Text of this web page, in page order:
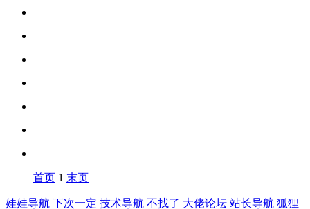
首页 1 末页
娃娃导航 下次一定 技术导航 不找了 大佬论坛 站长导航 狐狸